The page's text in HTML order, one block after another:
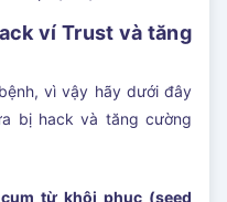
ví Trust và tăng
vì vậy hãy dưới đây
bị hack và tăng cường
từ khôi phục (seed